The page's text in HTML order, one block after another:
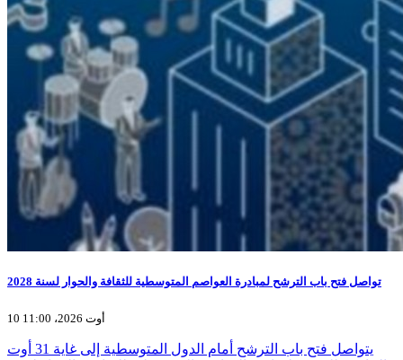
تواصل فتح باب الترشح لمبادرة العواصم المتوسطية للثقافة والحوار لسنة 2028
10 أوت 2026، 11:00
يتواصل فتح باب الترشح أمام الدول المتوسطية إلى غاية 31 أوت